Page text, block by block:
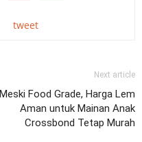
tweet
Next article
Meski Food Grade, Harga Lem
Aman untuk Mainan Anak
Crossbond Tetap Murah